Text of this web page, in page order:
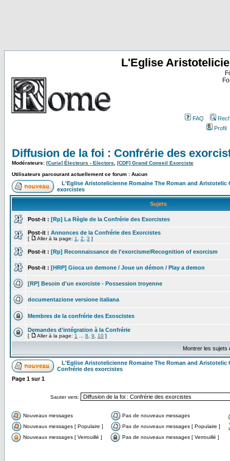
L'Eglise
FAQ
Profil
Diffusion de la foi : Confrérie des
Modérateurs: [Curia] Électeurs - Electors
[CDF] Grand Conseil Exorciste
Utilisateurs parcourant actuellement ce forum : Aucun
L'Eglise Aristotelicienne Romaine The Roman and Aristotelic
exorcistes
Sujets
Post-it : [Rp] La Règle de la Confrérie des Exorcistes
Post-it : Annonces de la Confrérie des Exorcistes
[ Aller à la page: 1 2 3 ]
Post-it : [Rp] Reconnaissance de l'exorcisme/Recognition of exorcism
Post-it : [HRP] Gioca un demone / Joue un démon / Play a demon
[RP] Besoin d'un exorciste - Possession troyenne
documentazione versione italiana
Membres de la confrérie des Exoscistes
Demandes d'intégration à la Confrérie
[ Aller à la page: 1 8 9 10 ]
Montrer les sujets
L'Eglise Aristotelicienne Romaine The Roman and Aristotelic
Confrérie des exorcistes
Page 1 sur1
Sauter vers:
Nouveaux messages
Pas de nouveaux messages
Nouveaux messages [ Populaire ]
Pas de nouveaux messages [ Populaire ]
Nouveaux messages [ Verrouillé ]
Pas de nouveaux messages [ Verrouillé ]